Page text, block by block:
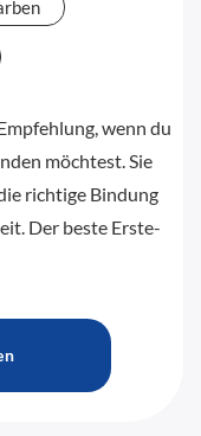
wenn du
möchtest. Sie
richtige Bindung
Der beste Erste-